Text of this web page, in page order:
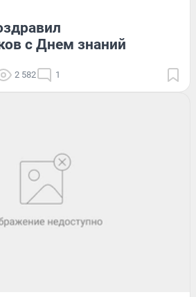
с Днем знаний
2 582 1